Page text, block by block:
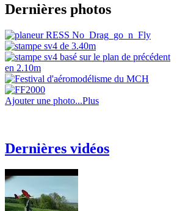
Dernières photos
Ajouter une photo...Plus
Dernières vidéos